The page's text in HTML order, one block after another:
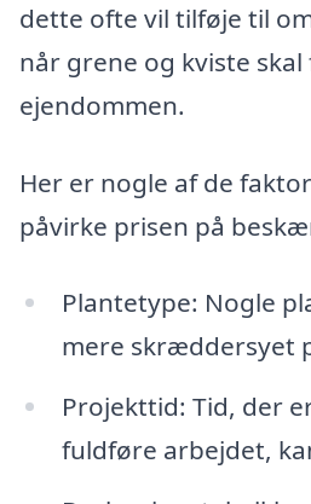
dette ofte vil tilføje til
når grene og kviste
ejendommen.
Her er nogle af de
påvirke prisen på
Plantetype: Nogle
mere skræddersyet
Projekttid: Tid, der
fuldføre arbejdet,